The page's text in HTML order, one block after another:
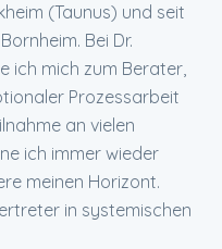
(Taunus) und seit
Bei Dr.
ich mich zum Berater,
Prozessarbeit
an vielen
ich immer wieder
meinen Horizont.
in systemischen